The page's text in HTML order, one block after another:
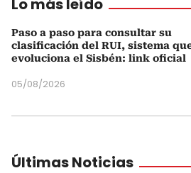
Lo más leído
Paso a paso para consultar su
clasificación del RUI, sistema
evoluciona el Sisbén: link oficial
05/08/2026
Últimas Noticias